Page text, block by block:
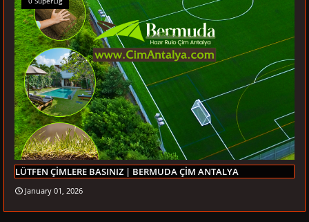
LÜTFEN ÇİMLERE BASINIZ | BERMUDA ÇİM ANTALYA
January 01, 2026